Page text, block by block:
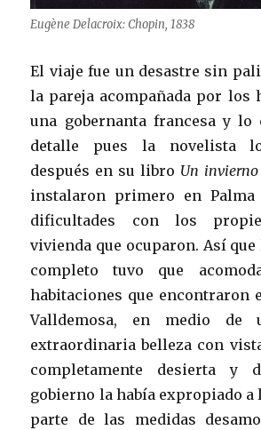
Eugène Delacroix: Chopin, 1838
El viaje fue un desastre sin
la pareja acompañada por los
una gobernanta francesa y lo
detalle pues la novelista
después en su libro Un
instalaron primero en
dificultades con los
vivienda que ocuparon. Así
completo tuvo que
habitaciones que encontraron
Valldemosa, en medio de
extraordinaria belleza con
completamente desierta y
gobierno la había expropiado a
parte de las medidas